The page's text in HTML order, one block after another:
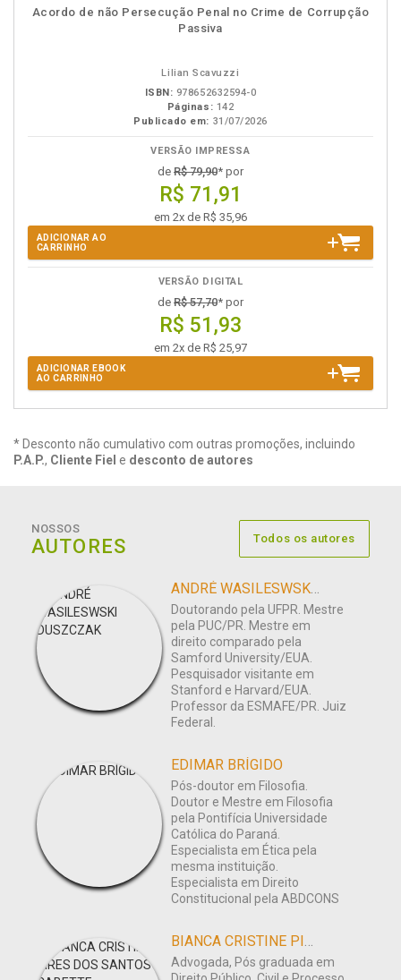
disponível
em
Disponível
na
páginas
Acordo de não Persecução Penal no Crime de Corrupção
Passiva
Lilian Scavuzzi
ISBN: 978652632594-0
Páginas: 142
Publicado em: 31/07/2026
VERSÃO IMPRESSA
de R$ 79,90* por
R$ 71,91
em 2x de R$ 35,96
ADICIONAR AO
CARRINHO
VERSÃO DIGITAL
de R$ 57,70* por
R$ 51,93
em 2x de R$ 25,97
ADICIONAR EBOOK
AO CARRINHO
* Desconto não cumulativo com outras promoções, incluindo
P.A.P., Cliente Fiel e desconto de autores
NOSSOS
AUTORES Todos os autores
ANDRÉ WASILESWSKI DUSZCZAK
Doutorando pela UFPR. Mestre
pela PUC/PR. Mestre em
direito comparado pela
Samford University/EUA.
Pesquisador visitante em
Stanford e Harvard/EUA.
Professor da ESMAFE/PR. Juiz
Federal.
EDIMAR BRÍGIDO
Pós-doutor em Filosofia.
Doutor e Mestre em Filosofia
pela Pontifícia Universidade
Católica do Paraná.
Especialista em Ética pela
mesma instituição.
Especialista em Direito
Constitucional pela ABDCONS
BIANCA CRISTINE PIRES DOS SANTOS CABETTE
Advogada, Pós graduada em